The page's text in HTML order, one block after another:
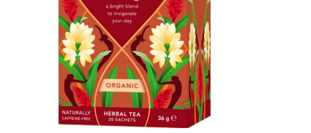
& amning
& lindrande